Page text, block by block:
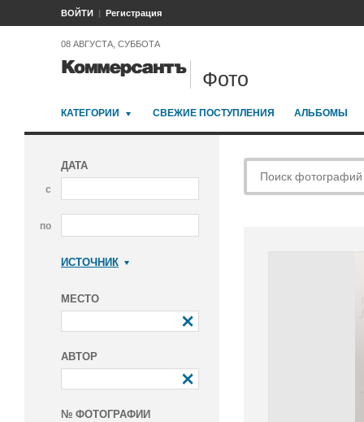
ВОЙТИ Регистрация
08 АВГУСТА, СУББОТА
Фото
КАТЕГОРИИ СВЕЖИЕ ПОСТУПЛЕНИЯ АЛЬБОМЫ
ДАТА
с
по
ИСТОЧНИК
МЕСТО
АВТОР
№ ФОТОГРАФИИ